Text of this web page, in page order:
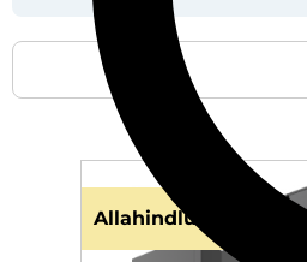
Allahindlus!